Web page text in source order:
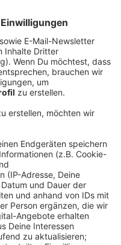
Der Auftragskiller
Und schnell
Ihre